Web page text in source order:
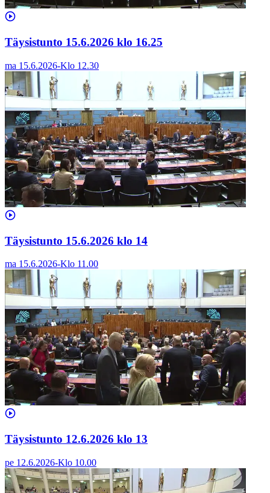
Täysistunto 15.6.2026 klo 16.25
ma 15.6.2026-Klo 12.30
Täysistunto 15.6.2026 klo 14
ma 15.6.2026-Klo 11.00
Täysistunto 12.6.2026 klo 13
pe 12.6.2026-Klo 10.00